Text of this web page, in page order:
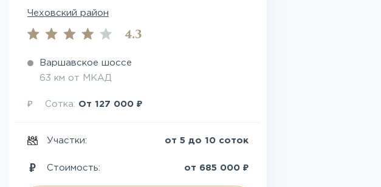
Чеховский район
4.3
Варшавское шоссе
63 км от МКАД
₽ Сотка: От 127 000 ₽
Участки: от 5 до 10 соток
Стоимость: от 685 000 ₽